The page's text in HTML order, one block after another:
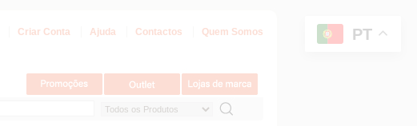
PT
Criar Conta Ajuda Contactos Quem Somos